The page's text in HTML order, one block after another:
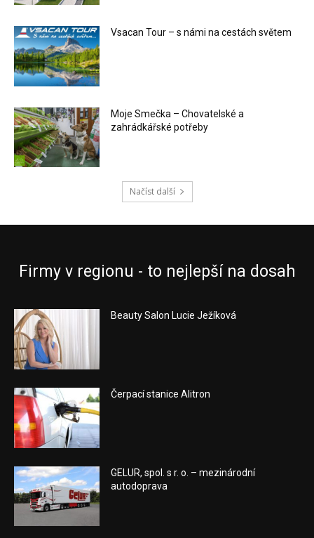
Vsacan Tour – s námi na cestách světem
Moje Smečka – Chovatelské a
zahrádkářské potřeby
Načíst další
Firmy v regionu - to nejlepší na dosah
Beauty Salon Lucie Ježíková
Čerpací stanice Alitron
GELUR, spol. s r. o. – mezinárodní
autodoprava